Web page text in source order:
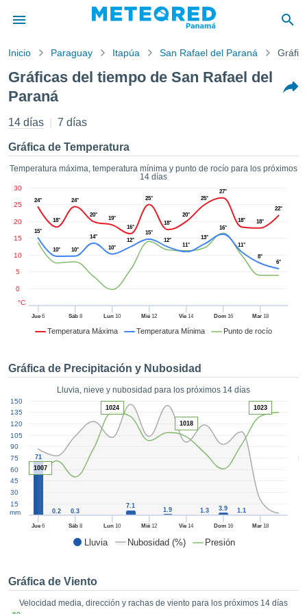
de
por
que la
calidad.
a este
las
y
forma
digital
basada
nuestra
seguir
coste.
botón
a la
la
de todas
ya sean
nuestros
nos
así como
un perfil
para
CONTINUAR
CONFIGURACIÓN
Inicio Paraguay Itapúa San Rafael del Paraná
Gráficas del tiempo de San Rafael del
Paraná
14 días 7 días
Gráfica de Temperatura
Temperatura máxima, temperatura mínima y punto de rocío para los próximos
14 días
Temperatura Máxima Temperatura Mínima Punto de rocío
Jue 6 Sáb8 Lun 10 Mié 12 Vie 14 Dom16 Mar18
0
5
10
15
20
25
30
°C
24°
18°
24°
20°
19°
16°
25°
18°
20°
25°
27°
18° 18°
22°
15°
10° 10°
14°
10°
12°
15°
12°
11°
13°
16°
11°
8°
6°
Gráfica de Precipitación y Nubosidad
Lluvia, nieve y nubosidad para los próximos 14 días
Lluvia Nubosidad (%) Presión
50
Jue 6 Sáb8 Lun 10 Mié 12 Vie 14 Dom16 Mar18
15
30
45
60
75
90
105
120
135
150
mm
71
0.2 0.3
7.1
1.9 1.3 3.9 1.1
1007
1024
1018
1023
Gráfica de Viento
Velocidad media, dirección y rachas de viento para los próximos 14 días